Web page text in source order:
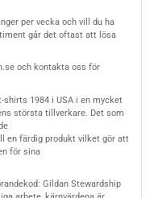
per vecka och vill du ha
går det oftast att lösa
och kontakta oss för
1984 i USA i en mycket
största tillverkare. Det som
en färdig produkt vilket gör att
för sina
Gildan Stewardship